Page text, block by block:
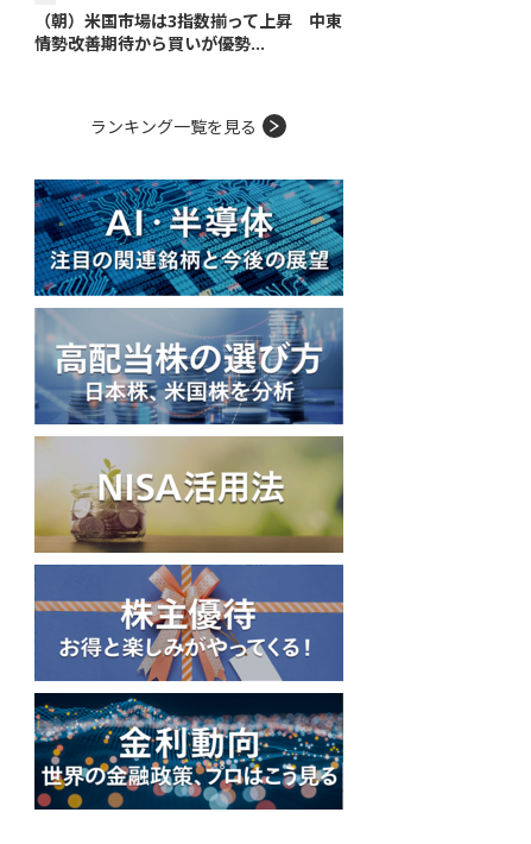
（朝）米国市場は3指数揃って上昇 中東
情勢改善期待から買いが優勢...
ランキング一覧を見る